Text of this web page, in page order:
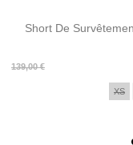
Short De
139,00 €
Prix
Prix
XS